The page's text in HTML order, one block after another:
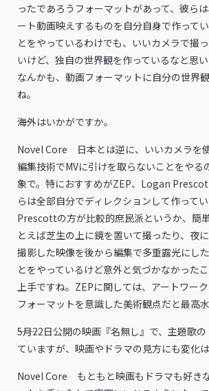
ったであろうフォーマットがあって、彼ら
ート動画映えするものを自分自身で作って
とをやっているわけでも、いいカメラで撮
いけど、独自の世界観を作っているなと思
なんかも、動画フォーマットに自分の世界
ね。
――海外はいかがですか。
Novel Core 日本とは逆に、いいカメラを
編集技術でMVに引けを取らないことをやる
象で。特におすすめがZEP、Logan
らは全部自分でディレクションして作って
Prescottの方が比較的庶民派というか、簡
とえば芝生の上に鏡を置いて撮ったり、夜
撮影した映像を後から編集で多重露光にし
とをやっているけど意外と気づかなかった
上手ですね。ZEPに関しては、アートワー
フォーマットを意識した美術観点だと最高
――5月22日公開の映画『名無し』で、主題歌
ていますが、映画やドラマの見方にも変化は
Novel Core もともと映画もドラマも好き